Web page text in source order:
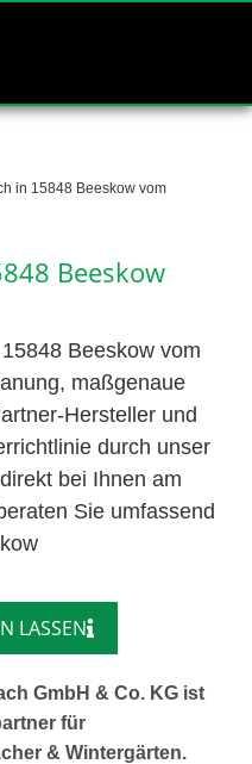
in 15848 Beeskow vom
Beeskow
Beeskow vom
maßgenaue
Hersteller und
durch unser
bei Ihnen am
Sie umfassend
LASSEN
GmbH & Co. KG ist
für
& Wintergärten.